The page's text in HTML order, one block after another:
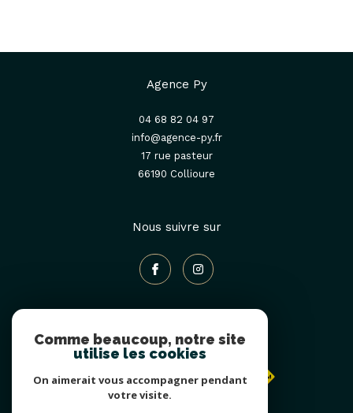
Agence Py
04 68 82 04 97
info@agence-py.fr
17 rue pasteur
66190
collioure
Nous suivre sur
Adhérents
Comme beaucoup, notre site
utilise les cookies
On aimerait vous accompagner pendant
votre visite.